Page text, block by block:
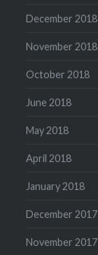
December 2018
November 2018
October 2018
June 2018
May 2018
April 2018
January 2018
December 2017
November 2017